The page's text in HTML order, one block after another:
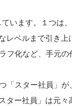
います。１つは、
レベルまで引き上
フ化など、手元
「スター社員」
ター社員」は元